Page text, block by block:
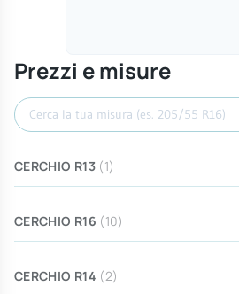
Prezzi e misure
Cerca misura
CERCHIO R13 (1)
CERCHIO R16 (10)
CERCHIO R14 (2)